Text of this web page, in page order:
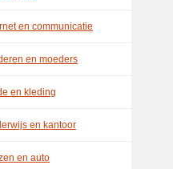
en communicatie
en moeders
en kleding
en kantoor
en auto